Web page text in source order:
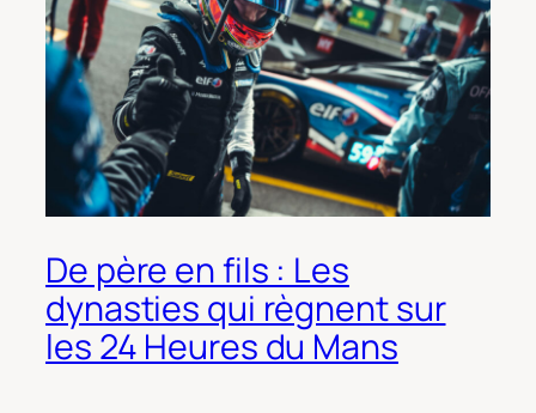
De père en fils : Les
dynasties qui règnent sur
les 24 Heures du Mans